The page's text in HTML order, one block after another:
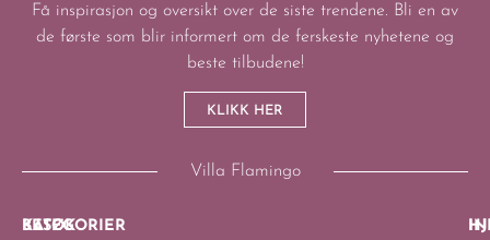
Få inspirasjon og oversikt over de siste trendene. Bli en av
de første som blir informert om de ferskeste nyhetene og
beste tilbudene!
KLIKK HER
Villa Flamingo
BESØK
KATEGORIER